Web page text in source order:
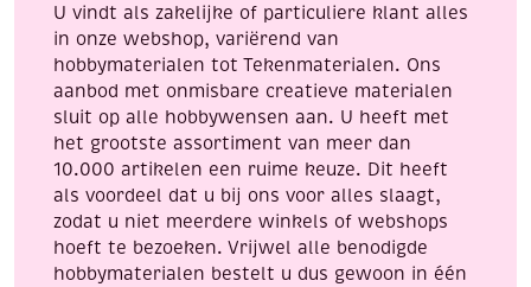
aantal
aantal
U vindt als zakelijke of particuliere klant alles
in onze webshop, variërend van
hobbymaterialen tot Tekenmaterialen. Ons
aanbod met onmisbare creatieve materialen
sluit op alle hobbywensen aan. U heeft met
het grootste assortiment van meer dan
10.000 artikelen een ruime keuze. Dit heeft
als voordeel dat u bij ons voor alles slaagt,
zodat u niet meerdere winkels of webshops
hoeft te bezoeken. Vrijwel alle benodigde
hobbymaterialen bestelt u dus gewoon in één